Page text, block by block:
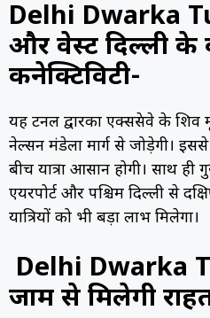
Delhi Dwarka
और वेस्ट दिल्ली के
कनेक्टिविटी-
यह टनल द्वारका एक्सप्रेसवे के
नेल्सन मंडेला मार्ग से जोड़ेगी।
बीच यात्रा आसान होगी। साथ ही
एयरपोर्ट और पश्चिम दिल्ली से
यात्रियों को भी बड़ा लाभ मिलेगा।
Delhi Dwarka
जाम से मिलेगी